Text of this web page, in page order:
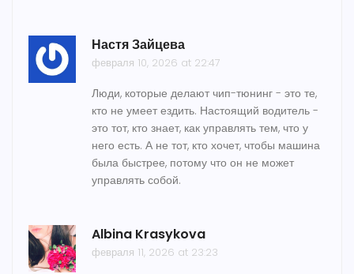
Настя Зайцева
февраля 10, 2026 at 22:47
Люди, которые делают чип-тюнинг - это те,
кто не умеет ездить. Настоящий водитель -
это тот, кто знает, как управлять тем, что у
него есть. А не тот, кто хочет, чтобы машина
была быстрее, потому что он не может
управлять собой.
Albina Krasykova
февраля 11, 2026 at 23:23